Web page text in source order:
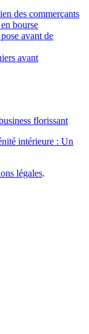
des commerçants
bourse
avant de
avant
florissant
intérieure : Un
légales.